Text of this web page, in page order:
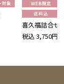
喜久福詰合せ
税込 3,750円